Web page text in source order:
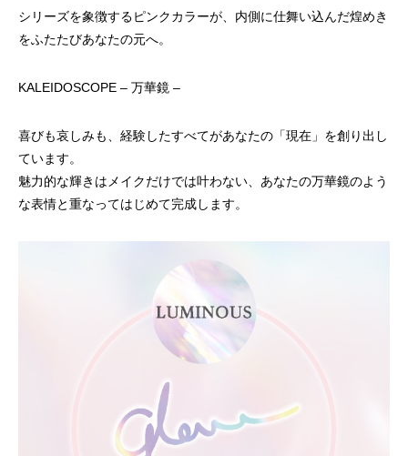
シリーズを象徴するピンクカラーが、内側に仕舞い込んだ煌めき
をふたたびあなたの元へ。
KALEIDOSCOPE – 万華鏡 –
喜びも哀しみも、経験したすべてがあなたの「現在」を創り出し
ています。
魅力的な輝きはメイクだけでは叶わない、あなたの万華鏡のよう
な表情と重なってはじめて完成します。